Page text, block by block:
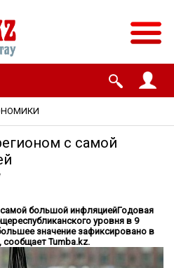
с самой
самой большой инфляциейГодовая
уровня в 9
значение зафиксировано в
сообщает Tumba.kz.